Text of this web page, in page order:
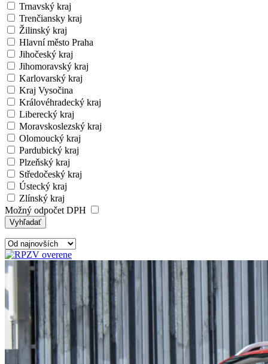
Trnavský kraj
Trenčiansky kraj
Žilinský kraj
Hlavní město Praha
Jihočeský kraj
Jihomoravský kraj
Karlovarský kraj
Kraj Vysočina
Královéhradecký kraj
Liberecký kraj
Moravskoslezský kraj
Olomoucký kraj
Pardubický kraj
Plzeňský kraj
Středočeský kraj
Ústecký kraj
Zlínský kraj
Možný odpočet DPH
Vyhľadať